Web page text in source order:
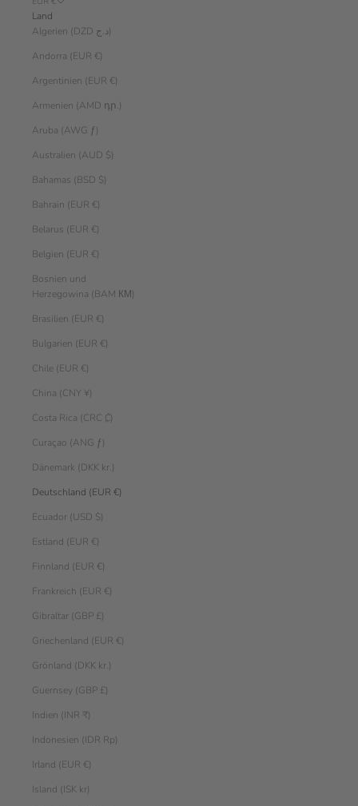
Land
Algerien (DZD د.ج)
Andorra (EUR €)
Argentinien (EUR €)
Armenien (AMD դր.)
Aruba (AWG ƒ)
Australien (AUD $)
Bahamas (BSD $)
Bahrain (EUR €)
Belarus (EUR €)
Belgien (EUR €)
Bosnien und
Herzegowina (BAM КМ)
Brasilien (EUR €)
Bulgarien (EUR €)
Chile (EUR €)
China (CNY ¥)
Costa Rica (CRC ₡)
Curaçao (ANG ƒ)
Dänemark (DKK kr.)
Deutschland (EUR €)
Ecuador (USD $)
Estland (EUR €)
Finnland (EUR €)
Frankreich (EUR €)
Gibraltar (GBP £)
Griechenland (EUR €)
Grönland (DKK kr.)
Guernsey (GBP £)
Indien (INR ₹)
Indonesien (IDR Rp)
Irland (EUR €)
Island (ISK kr)